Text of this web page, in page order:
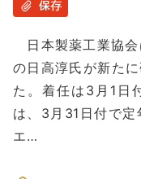
に
動
保存
日本製薬工業協会
の日高淳氏が新た
た。着任は3月1日
は、3月31日付で
エ…